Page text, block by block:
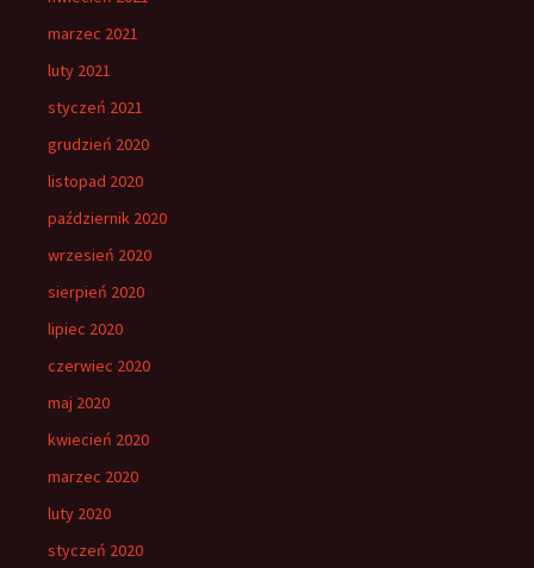
marzec 2021
luty 2021
styczeń 2021
grudzień 2020
listopad 2020
październik 2020
wrzesień 2020
sierpień 2020
lipiec 2020
czerwiec 2020
maj 2020
kwiecień 2020
marzec 2020
luty 2020
styczeń 2020